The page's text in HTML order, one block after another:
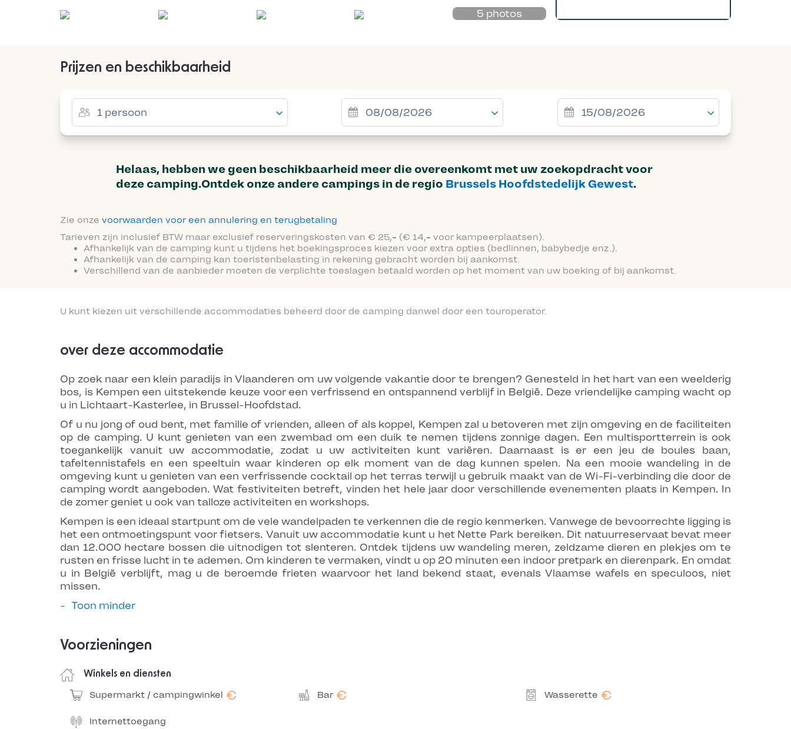
5 photos
Prijzen en beschikbaarheid
Helaas, hebben we geen beschikbaarheid meer die overeenkomt met uw zoekopdracht voor
deze camping.Ontdek onze andere campings in de regio Brussels Hoofdstedelijk Gewest.
Zie onze voorwaarden voor een annulering en terugbetaling
Tarieven zijn inclusief BTW maar exclusief reserveringskosten van € 25,- (€ 14,- voor kampeerplaatsen).
Afhankelijk van de camping kunt u tijdens het boekingsproces kiezen voor extra opties (bedlinnen, babybedje enz.).
Afhankelijk van de camping kan toeristenbelasting in rekening gebracht worden bij aankomst.
Verschillend van de aanbieder moeten de verplichte toeslagen betaald worden op het moment van uw boeking of bij aankomst.
U kunt kiezen uit verschillende accommodaties beheerd door de camping danwel door een touroperator.
over deze accommodatie
Op zoek naar een klein paradijs in Vlaanderen om uw volgende vakantie door te brengen? Genesteld in het hart van een weelderig
bos, is Kempen een uitstekende keuze voor een verfrissend en ontspannend verblijf in België. Deze vriendelijke camping wacht op
u in Lichtaart-Kasterlee, in Brussel-Hoofdstad.
Of u nu jong of oud bent, met familie of vrienden, alleen of als koppel, Kempen zal u betoveren met zijn omgeving en de faciliteiten
op de camping. U kunt genieten van een zwembad om een duik te nemen tijdens zonnige dagen. Een multisportterrein is ook
toegankelijk vanuit uw accommodatie, zodat u uw activiteiten kunt variëren. Daarnaast is er een jeu de boules baan,
tafeltennistafels en een speeltuin waar kinderen op elk moment van de dag kunnen spelen. Na een mooie wandeling in de
omgeving kunt u genieten van een verfrissende cocktail op het terras terwijl u gebruik maakt van de Wi-Fi-verbinding die door de
camping wordt aangeboden. Wat festiviteiten betreft, vinden het hele jaar door verschillende evenementen plaats in Kempen. In
de zomer geniet u ook van talloze activiteiten en workshops.
Kempen is een ideaal startpunt om de vele wandelpaden te verkennen die de regio kenmerken. Vanwege de bevoorrechte ligging is
het een ontmoetingspunt voor fietsers. Vanuit uw accommodatie kunt u het Nette Park bereiken. Dit natuurreservaat bevat meer
dan 12.000 hectare bossen die uitnodigen tot slenteren. Ontdek tijdens uw wandeling meren, zeldzame dieren en plekjes om te
rusten en frisse lucht in te ademen. Om kinderen te vermaken, vindt u op 20 minuten een indoor pretpark en dierenpark. En omdat
u in België verblijft, mag u de beroemde frieten waarvoor het land bekend staat, evenals Vlaamse wafels en speculoos, niet
missen.
Toon minder
Voorzieningen
Winkels en diensten
Supermarkt / campingwinkel € Bar € Wasserette €
Internettoegang